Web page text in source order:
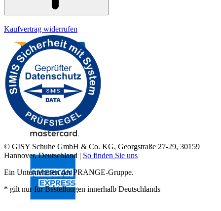
Kaufvertrag widerrufen
© GISY Schuhe GmbH & Co. KG, Georgstraße 27-29, 30159
Hannover, Deutschland | So finden Sie uns
Ein Unternehmen der PRANGE-Gruppe.
* gilt nur für Bestellungen innerhalb Deutschlands